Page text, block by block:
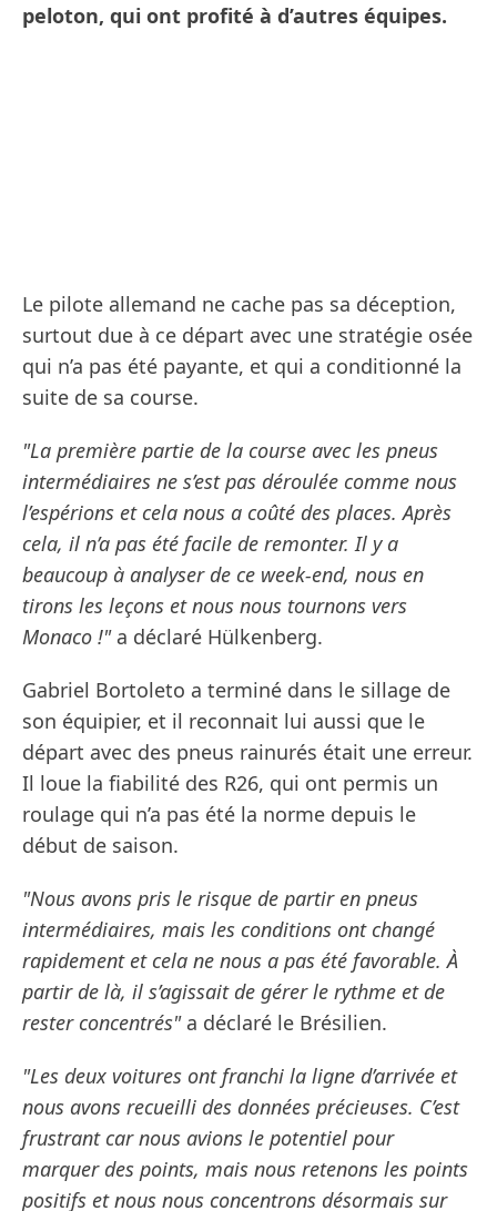
peloton, qui ont profité à d’autres équipes.
Le pilote allemand ne cache pas sa déception,
surtout due à ce départ avec une stratégie osée
qui n’a pas été payante, et qui a conditionné la
suite de sa course.
"La première partie de la course avec les pneus
intermédiaires ne s’est pas déroulée comme nous
l’espérions et cela nous a coûté des places. Après
cela, il n’a pas été facile de remonter. Il y a
beaucoup à analyser de ce week-end, nous en
tirons les leçons et nous nous tournons vers
Monaco !" a déclaré Hülkenberg.
Gabriel Bortoleto a terminé dans le sillage de
son équipier, et il reconnait lui aussi que le
départ avec des pneus rainurés était une erreur.
Il loue la fiabilité des R26, qui ont permis un
roulage qui n’a pas été la norme depuis le
début de saison.
"Nous avons pris le risque de partir en pneus
intermédiaires, mais les conditions ont changé
rapidement et cela ne nous a pas été favorable. À
partir de là, il s’agissait de gérer le rythme et de
rester concentrés" a déclaré le Brésilien.
"Les deux voitures ont franchi la ligne d’arrivée et
nous avons recueilli des données précieuses. C’est
frustrant car nous avions le potentiel pour
marquer des points, mais nous retenons les points
positifs et nous nous concentrons désormais sur